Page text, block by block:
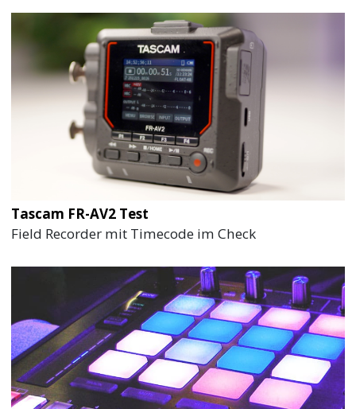
Tascam FR-AV2 Test
Field Recorder mit Timecode im Check